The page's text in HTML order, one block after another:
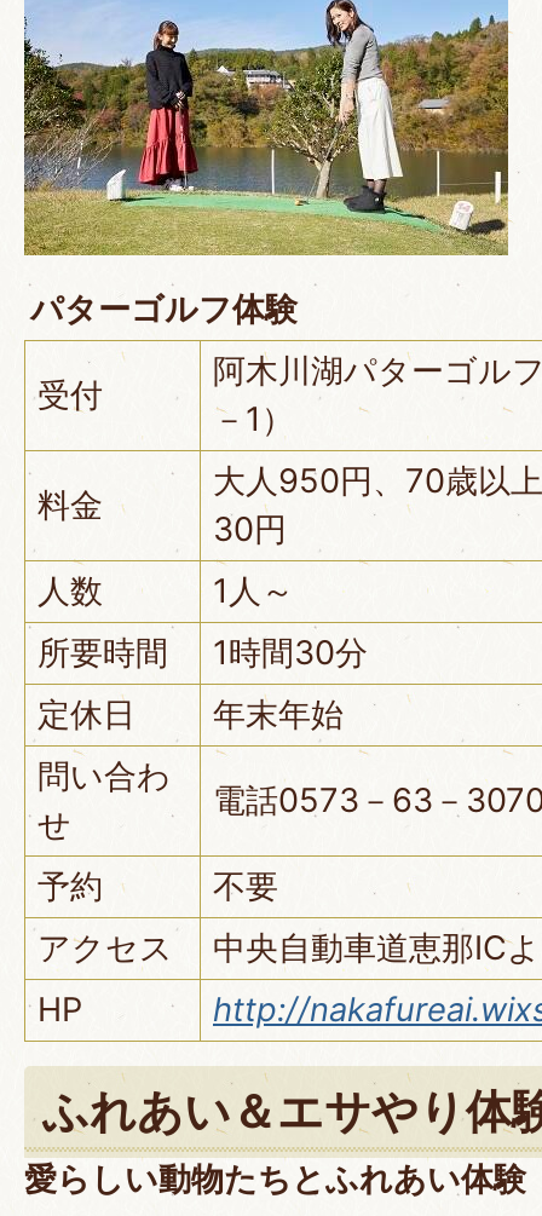
パターゴルフ体験
受付
阿木川湖パターゴル
－1）
料金
大人950円、70歳以
30円
人数
1人～
所要時間
1時間30分
定休日
年末年始
問い合わ
せ
電話0573－63－
予約
不要
アクセス
中央自動車道恵那IC
HP
http://
ふれあい＆エサやり体
愛らしい動物たちとふれあい体験